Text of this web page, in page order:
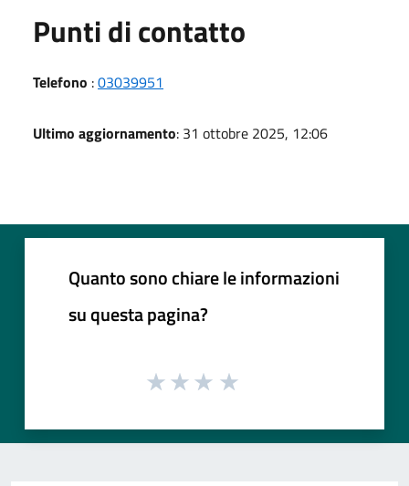
Punti di contatto
Telefono :03039951
Ultimo aggiornamento: 31 ottobre 2025, 12:06
Quanto sono chiare le informazioni
su questa pagina?